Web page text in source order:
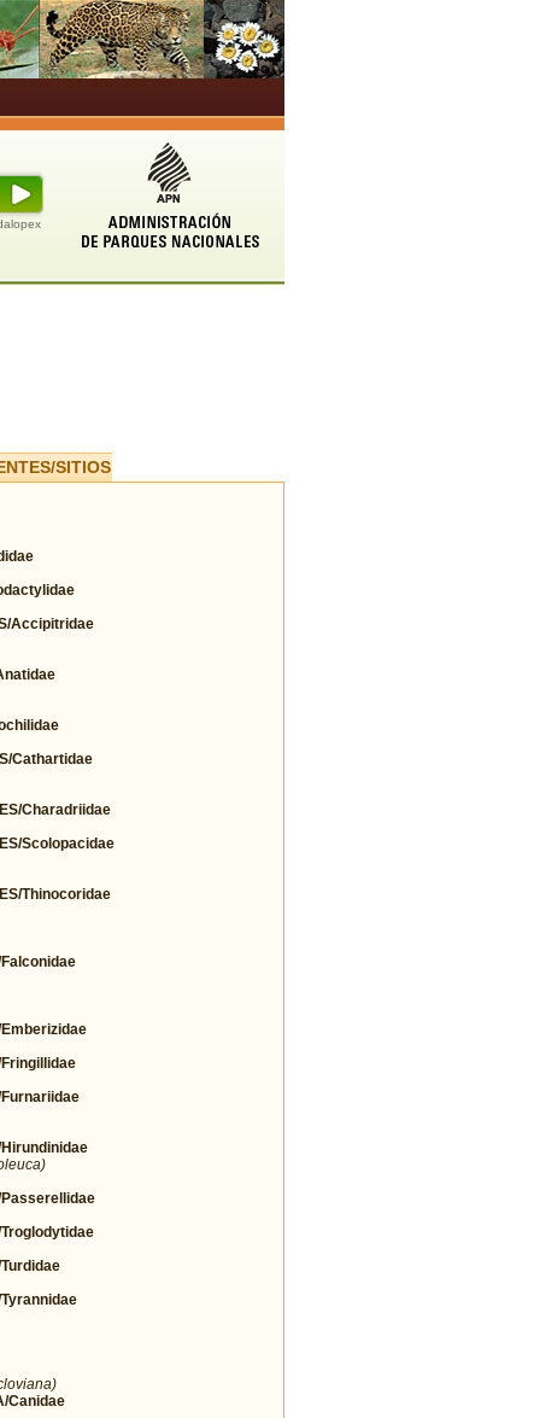
SITIOS
Accipitridae
Cathartidae
Charadriidae
Scolopacidae
Thinocoridae
Falconidae
Emberizidae
Fringillidae
Furnariidae
Hirundinidae
Passerellidae
Troglodytidae
Canidae